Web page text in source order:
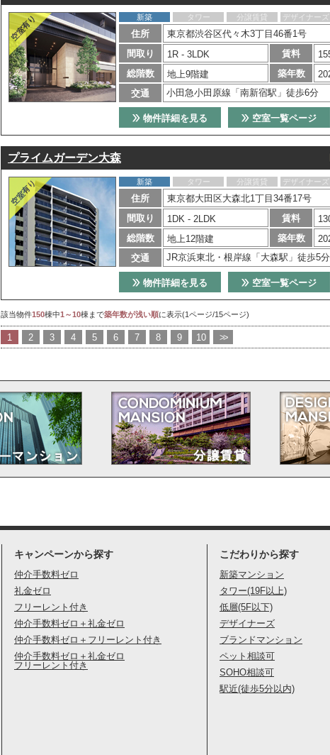
新築 タワー 分譲賃貸 デザイナーズ
住所
東京都渋谷区代々木3丁目46番1号
間取り
1R - 3LDK 賃料
総階数
地上9階建 築年数
交通
小田急小田原線「南新宿駅」徒歩6分
空室一覧ページ
物件詳細を見る
プライムガーデン大森
新築 タワー 分譲賃貸 デザイナーズ
住所
東京都大田区大森北1丁目34番17号
間取り
1DK - 2LDK 賃料
総階数
地上12階建 築年数
交通
JR京浜東北・根岸線「大森駅」徒歩5分
空室一覧ページ
物件詳細を見る
該当物件150棟中1～10棟まで築年数が浅い順に表示(1ページ/15ページ)
1 2 3 4 5 6 7 8 9 10 >>
キャンペーンから探す
仲介手数料ゼロ
礼金ゼロ
フリーレント付き
仲介手数料ゼロ＋礼金ゼロ
仲介手数料ゼロ＋フリーレント付き
仲介手数料ゼロ＋礼金ゼロ
フリーレント付き
こだわりから探す
新築マンション
タワー(19F以上)
低層(5F以下)
デザイナーズ
ブランドマンション
ペット相談可
SOHO相談可
駅近(徒歩5分以内)